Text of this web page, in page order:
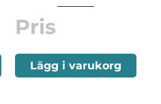
Pris
Lägg i varukorg